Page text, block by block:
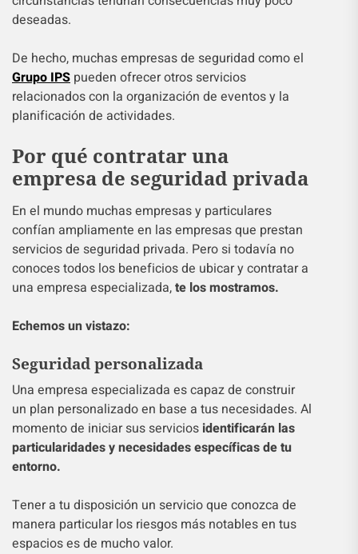
deseadas.
De hecho, muchas empresas de seguridad como el
Grupo IPS pueden ofrecer otros servicios
relacionados con la organización de eventos y la
planificación de actividades.
Por qué contratar una
empresa de seguridad privada
En el mundo muchas empresas y particulares
confían ampliamente en las empresas que prestan
servicios de seguridad privada. Pero si todavía no
conoces todos los beneficios de ubicar y contratar a
una empresa especializada,te los mostramos.
Echemos un vistazo:
Seguridad personalizada
Una empresa especializada es capaz de construir
un plan personalizado en base a tus necesidades. Al
momento de iniciar sus servicios identificarán las
particularidades y necesidades específicas de tu
entorno.
Tener a tu disposición un servicio que conozca de
manera particular los riesgos más notables en tus
espacios es de mucho valor.